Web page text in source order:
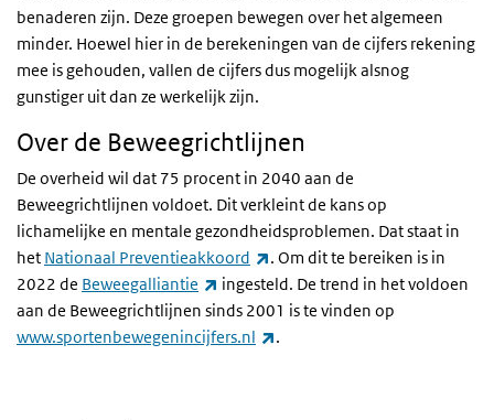
benaderen zijn. Deze groepen bewegen over het algemeen
minder. Hoewel hier in de berekeningen van de cijfers rekening
mee is gehouden, vallen de cijfers dus mogelijk alsnog
gunstiger uit dan ze werkelijk zijn.
Over de Beweegrichtlijnen
De overheid wil dat 75 procent in 2040 aan de
Beweegrichtlijnen voldoet. Dit verkleint de kans op
lichamelijke en mentale gezondheidsproblemen. Dat staat in
het Nationaal Preventieakkoord (externe link)
. Om dit te bereiken is in
2022 de Beweegalliantie (externe link)
ingesteld. De trend in het voldoen
aan de Beweegrichtlijnen sinds 2001 is te vinden op
www.sportenbewegenincijfers.nl
(externe link)
.